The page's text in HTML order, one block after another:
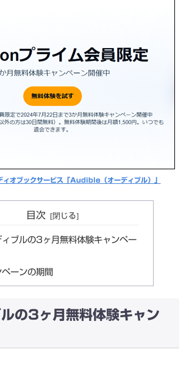
オブックサービス「Audible（オーディブル）」
目次
ィブルの3ヶ月無料体験キャンペー
ーンの期間
の3ヶ月無料体験キャン